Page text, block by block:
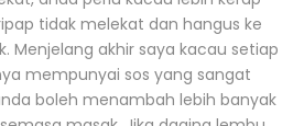
tidak melekat dan hangus ke
Menjelang akhir saya kacau setiap
mempunyai sos yang sangat
boleh menambah lebih banyak
masak. Jika daging lembu